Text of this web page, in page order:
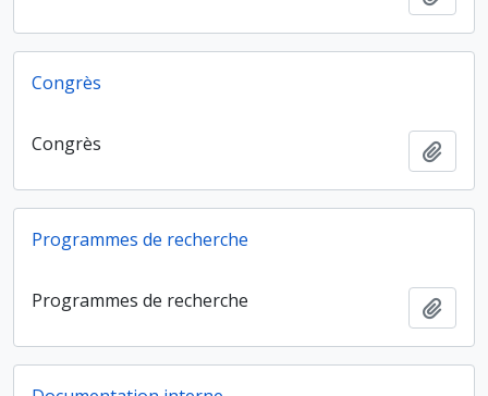
Congrès
Congrès
Programmes de recherche
Programmes de recherche